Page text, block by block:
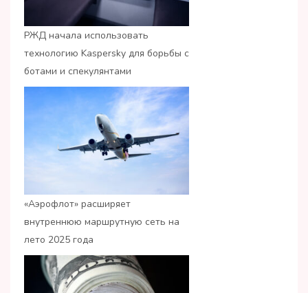
РЖД начала использовать
технологию Kaspersky для борьбы с
ботами и спекулянтами
«Аэрофлот» расширяет
внутреннюю маршрутную сеть на
лето 2025 года